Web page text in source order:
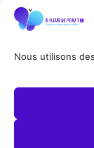
Nous utilisons